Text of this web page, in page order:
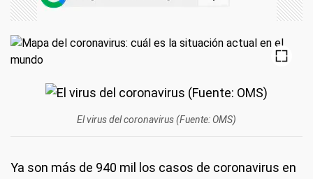
El virus del coronavirus (Fuente: OMS)
Ya son más de 940 mil los casos de coronavirus en